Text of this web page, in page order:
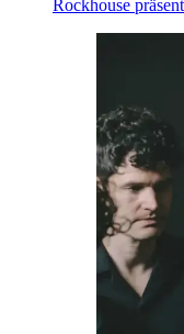
Rockhouse